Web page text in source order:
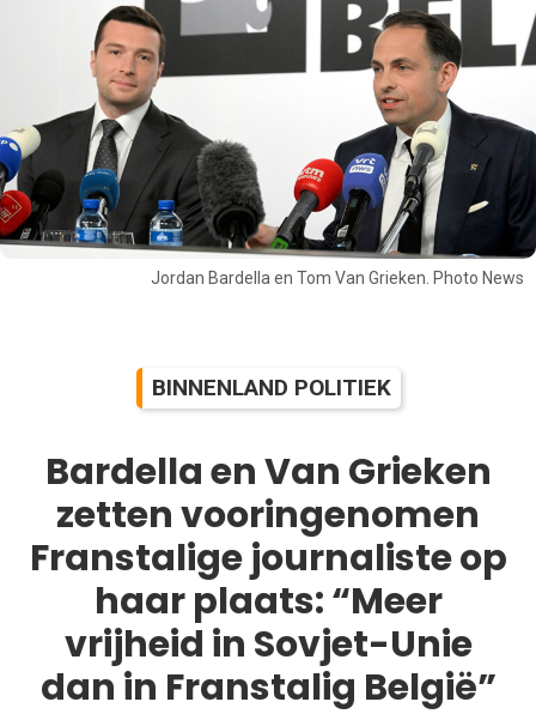
Jordan Bardella en Tom Van Grieken. Photo News
BINNENLAND POLITIEK
Bardella en Van Grieken
zetten vooringenomen
Franstalige journaliste op
haar plaats: “Meer
vrijheid in Sovjet-Unie
dan in Franstalig België”